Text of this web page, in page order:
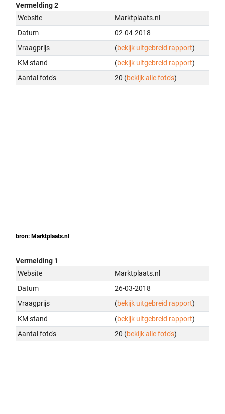
Vermelding 2
Website
Marktplaats.nl
Datum
02-04-2018
Vraagprijs
(bekijk uitgebreid rapport)
KM stand
(bekijk uitgebreid rapport)
Aantal foto's
20 (bekijk alle foto's)
bron: Marktplaats.nl
Vermelding 1
Website
Marktplaats.nl
Datum
26-03-2018
Vraagprijs
(bekijk uitgebreid rapport)
KM stand
(bekijk uitgebreid rapport)
Aantal foto's
20 (bekijk alle foto's)